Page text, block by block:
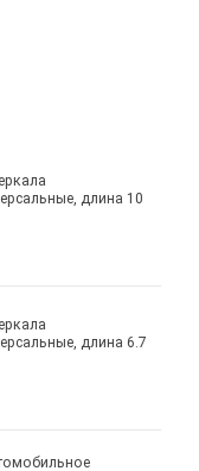
длина 10
длина 6.7